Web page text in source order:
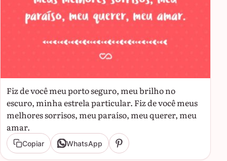
Fiz de você meu porto seguro, meu brilho no
escuro, minha estrela particular. Fiz de você meus
melhores sorrisos, meu paraíso, meu querer, meu
amar.
Copiar WhatsApp